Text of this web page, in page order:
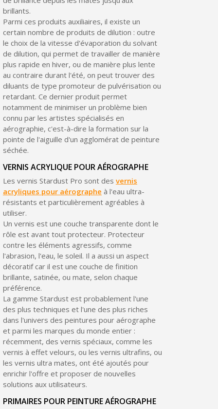
brillants.
Parmi ces produits auxiliaires, il existe un
certain nombre de produits de dilution : outre
le choix de la vitesse d'évaporation du solvant
de dilution, qui permet de travailler de manière
plus rapide en hiver, ou de manière plus lente
au contraire durant l'été, on peut trouver des
diluants de type promoteur de pulvérisation ou
retardant. Ce dernier produit permet
notamment de minimiser un problème bien
connu par les artistes spécialisés en
aérographie, c'est-à-dire la formation sur la
pointe de l'aiguille d'un agglomérat de peinture
séchée.
VERNIS ACRYLIQUE POUR AÉROGRAPHE
Les vernis Stardust Pro sont des vernis
acryliques pour aérographe à l'eau ultra-
résistants et particulièrement agréables à
utiliser.
Un vernis est une couche transparente dont le
rôle est avant tout protecteur. Protecteur
contre les éléments agressifs, comme
l'abrasion, l'eau, le soleil. Il a aussi un aspect
décoratif car il est une couche de finition
brillante, satinée, ou mate, selon chaque
préférence.
La gamme Stardust est probablement l'une
des plus techniques et l'une des plus riches
dans l'univers des peintures pour aérographe
et parmi les marques du monde entier :
récemment, des vernis spéciaux, comme les
vernis à effet velours, ou les vernis ultrafins, ou
les vernis ultra mates, ont été ajoutés pour
enrichir l'offre et proposer de nouvelles
solutions aux utilisateurs.
PRIMAIRES POUR PEINTURE AÉROGRAPHE